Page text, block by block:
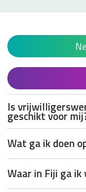
Is
geschikt voor
Wat ga ik doen
Waar in Fiji ga ik